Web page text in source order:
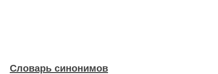
Словарь синонимов